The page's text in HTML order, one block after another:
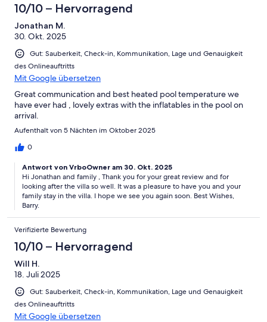
10/10 – Hervorragend
Jonathan M.
30. Okt. 2025
Gut: Sauberkeit, Check-in, Kommunikation, Lage und Genauigkeit
des Onlineauftritts
Mit Google übersetzen
Great communication and best heated pool temperature we
have ever had , lovely extras with the inflatables in the pool on
arrival.
Aufenthalt von 5 Nächten im Oktober 2025
0
Antwort von VrboOwner am 30. Okt. 2025
Hi Jonathan and family , Thank you for your great review and for
looking after the villa so well. It was a pleasure to have you and your
family stay in the villa. I hope we see you again soon. Best Wishes,
Barry.
Verifizierte Bewertung
10/10 – Hervorragend
Will H.
18. Juli 2025
Gut: Sauberkeit, Check-in, Kommunikation, Lage und Genauigkeit
des Onlineauftritts
Mit Google übersetzen